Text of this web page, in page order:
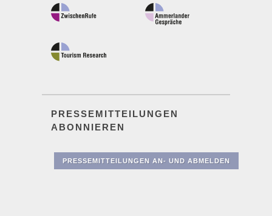
PRESSEMITTEILUNGEN
ABONNIEREN
PRESSEMITTEILUNGEN AN- UND ABMELDEN